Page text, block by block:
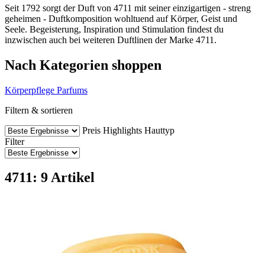
Seit 1792 sorgt der Duft von 4711 mit seiner einzigartigen - streng
geheimen - Duftkomposition wohltuend auf Körper, Geist und
Seele. Begeisterung, Inspiration und Stimulation findest du
inzwischen auch bei weiteren Duftlinen der Marke 4711.
Nach Kategorien shoppen
Körperpflege Parfums
Filtern & sortieren
Preis Highlights Hauttyp
Filter
4711: 9 Artikel